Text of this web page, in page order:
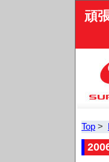
頑
Top >